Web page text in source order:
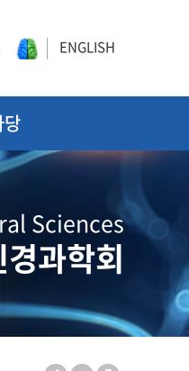
ENGLISH
Sciences
과학회